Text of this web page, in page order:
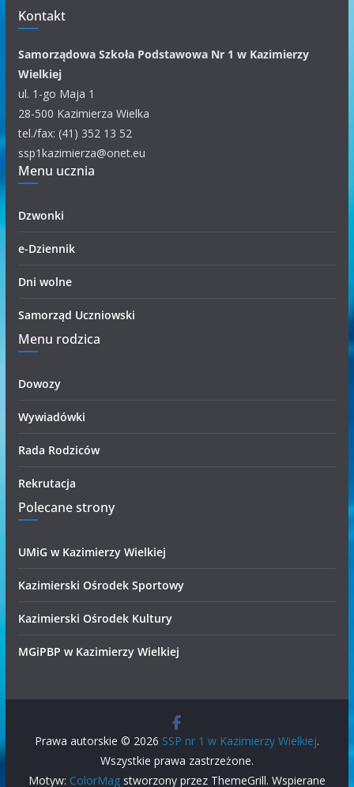
m
k
a
t
e
g
o
r
i
i
Kontakt
Samorządowa Szkoła Podstawowa Nr 1 w Kazimierzy
Wielkiej
ul. 1-go Maja 1
28-500 Kazimierza Wielka
tel./fax: (41) 352 13 52
ssp1kazimierza@onet.eu
Menu ucznia
Dzwonki
e-Dziennik
Dni wolne
Samorząd Uczniowski
Menu rodzica
Dowozy
Wywiadówki
Rada Rodziców
Rekrutacja
Polecane strony
UMiG w Kazimierzy Wielkiej
Kazimierski Ośrodek Sportowy
Kazimierski Ośrodek Kultury
MGiPBP w Kazimierzy Wielkiej
Prawa autorskie © 2026 SSP nr 1 w Kazimierzy Wielkiej.
Wszystkie prawa zastrzeżone.
Motyw: ColorMagstworzony przez ThemeGrill. Wspierane